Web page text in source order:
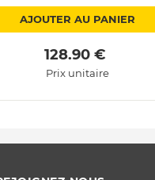
AJOUTER AU PANIER
128.90 €
Prix unitaire